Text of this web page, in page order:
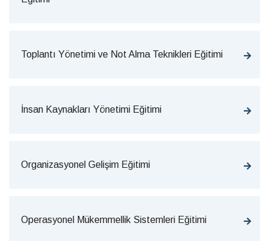
Toplantı Yönetimi ve Not Alma Teknikleri Eğitimi
İnsan Kaynakları Yönetimi Eğitimi
Organizasyonel Gelişim Eğitimi
Operasyonel Mükemmellik Sistemleri Eğitimi